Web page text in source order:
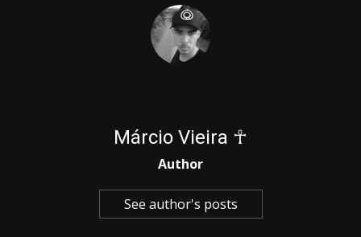
Márcio Vieira ☥
Author
See author's posts